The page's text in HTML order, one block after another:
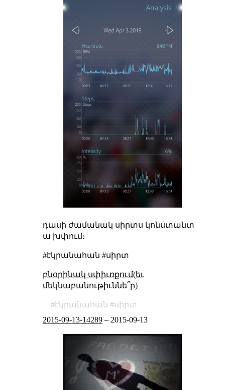
դասի ժամանակ սիրտս կոնստանտ
ա խփում։
#էկրանահան #սիրտ
բնօրինակ սփիւռքում(եւ
մեկնաբանութիւննե՞ր)
էկրանահան
սիրտ
2015-09-13-14289– 2015-09-13